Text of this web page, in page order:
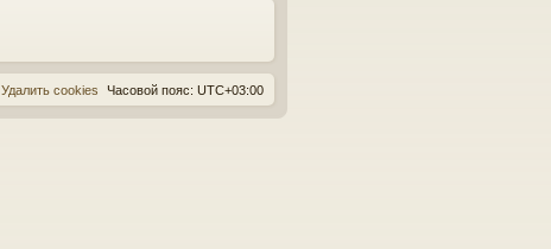
Часовой пояс: UTC+03:00
Удалить cookies